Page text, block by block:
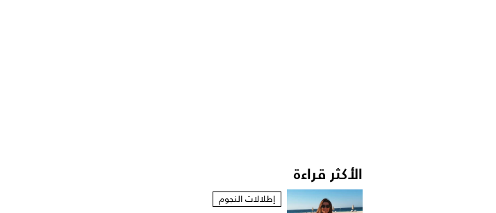
الأكثر قراءة
إطلالات النجوم